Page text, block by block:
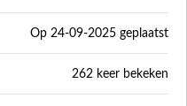
Op 24-09-2025 geplaatst
262 keer bekeken